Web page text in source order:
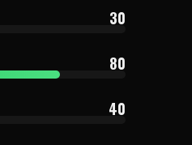
30
80
40